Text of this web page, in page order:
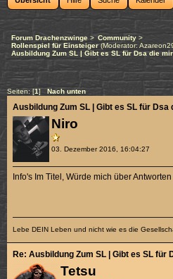
Forum Drachenzwinge > Community>
Rollenspiel für Einsteiger(Moderator:
Ausbildung Zum SL | Gibt es SL für Dsa die
Seiten: [1]Nach unten
Niro
03. Dezember 2016, 16:04:27
Ausbildung Zum SL | Gibt es SL für
Info's Im Titel, Würde mich über
Lebe DEIN Leben und nicht wie es die
Tetsu
Re: Ausbildung Zum SL | Gibt es SL für